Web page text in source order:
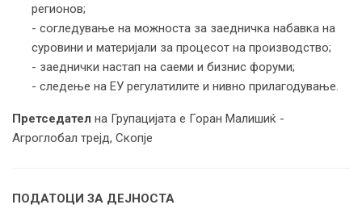
регионов;
- согледување на можноста за заедничка набавка на
суровини и материјали за процесот на производство;
- заеднички настап на саеми и бизнис форуми;
- следење на ЕУ регулатилите и нивно прилагодување.
Претседател на Групацијата е Горан Малишиќ -
Агроглобал трејд, Скопје
ПОДАТОЦИ ЗА ДЕЈНОСТА